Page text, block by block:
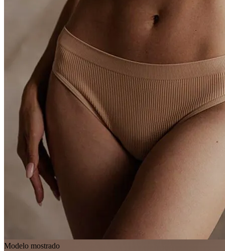
Modelo mostrado